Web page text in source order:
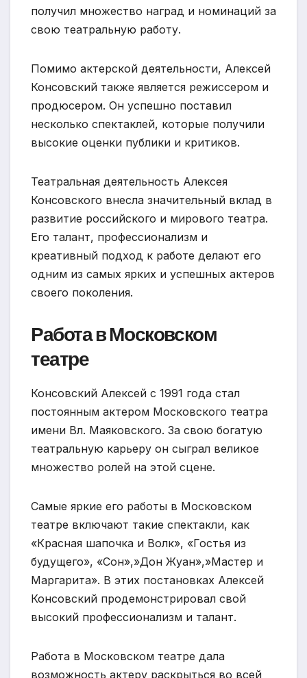
получил множество наград и номинаций за
свою театральную работу.
Помимо актерской деятельности, Алексей
Консовский также является режиссером и
продюсером. Он успешно поставил
несколько спектаклей, которые получили
высокие оценки публики и критиков.
Театральная деятельность Алексея
Консовского внесла значительный вклад в
развитие российского и мирового театра.
Его талант, профессионализм и
креативный подход к работе делают его
одним из самых ярких и успешных актеров
своего поколения.
Работа в Московском
театре
Консовский Алексей с 1991 года стал
постоянным актером Московского театра
имени Вл. Маяковского. За свою богатую
театральную карьеру он сыграл великое
множество ролей на этой сцене.
Самые яркие его работы в Московском
театре включают такие спектакли, как
«Красная шапочка и Волк», «Гостья из
будущего», «Сон»,»Дон Жуан»,»Мастер и
Маргарита». В этих постановках Алексей
Консовский продемонстрировал свой
высокий профессионализм и талант.
Работа в Московском театре дала
возможность актеру раскрыться во всей